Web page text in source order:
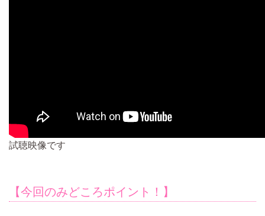
試聴映像です
【今回のみどころポイント！】